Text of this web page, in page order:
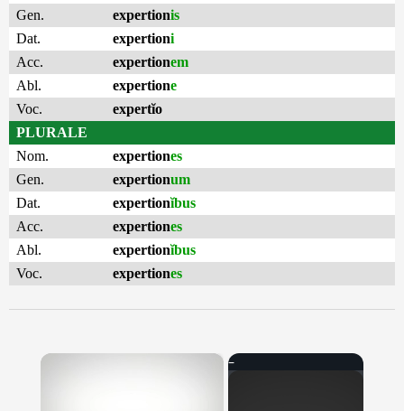
Gen.
expertionis
Dat.
expertioni
Acc.
expertionem
Abl.
expertione
Voc.
expertĭo
PLURALE
Nom.
expertiones
Gen.
expertionum
Dat.
expertionĭbus
Acc.
expertiones
Abl.
expertionĭbus
Voc.
expertiones
×